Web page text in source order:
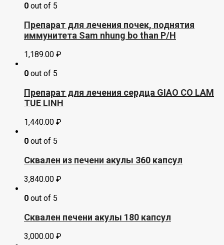
0 out of 5
Препарат для лечения почек, поднятия
иммунитета Sam nhung bo than P/H
1,189.00 ₽
0 out of 5
Препарат для лечения сердца GIAO CO LAM
TUE LINH
1,440.00 ₽
0 out of 5
Сквален из печени акулы 360 капсул
3,840.00 ₽
0 out of 5
Сквален печени акулы 180 капсул
3,000.00 ₽